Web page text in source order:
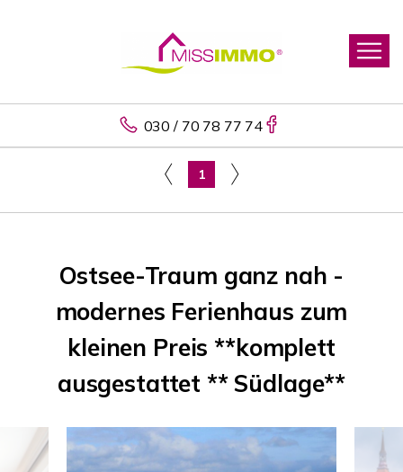
030 / 70 78 77 74
1
Ostsee-Traum ganz nah -
modernes Ferienhaus zum
kleinen Preis **komplett
ausgestattet ** Südlage**